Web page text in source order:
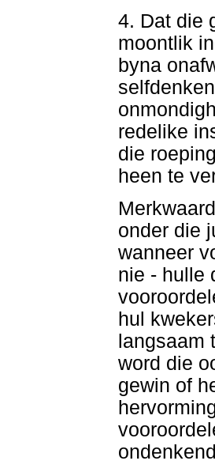
4. Dat die
moontlik
byna
redelike
die
heen te
onder die
wanneer
nie - hulle
hul
langsaam
word die
gewin of